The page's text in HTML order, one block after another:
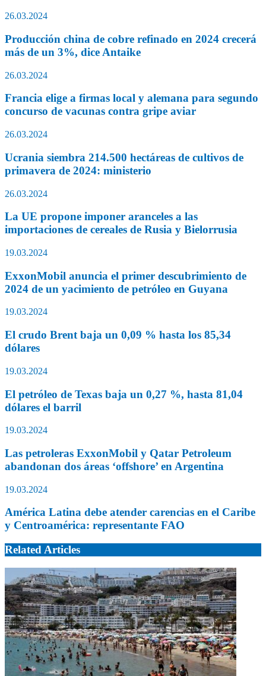
26.03.2024
Producción china de cobre refinado en 2024 crecerá
más de un 3%, dice Antaike
26.03.2024
Francia elige a firmas local y alemana para segundo
concurso de vacunas contra gripe aviar
26.03.2024
Ucrania siembra 214.500 hectáreas de cultivos de
primavera de 2024: ministerio
26.03.2024
La UE propone imponer aranceles a las
importaciones de cereales de Rusia y Bielorrusia
19.03.2024
ExxonMobil anuncia el primer descubrimiento de
2024 de un yacimiento de petróleo en Guyana
19.03.2024
El crudo Brent baja un 0,09 % hasta los 85,34
dólares
19.03.2024
El petróleo de Texas baja un 0,27 %, hasta 81,04
dólares el barril
19.03.2024
Las petroleras ExxonMobil y Qatar Petroleum
abandonan dos áreas ‘offshore’ en Argentina
19.03.2024
América Latina debe atender carencias en el Caribe
y Centroamérica: representante FAO
Related Articles